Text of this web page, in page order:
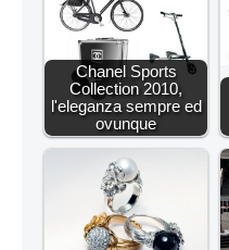
Chanel Sports
Collection 2010,
l'eleganza sempre ed
ovunque